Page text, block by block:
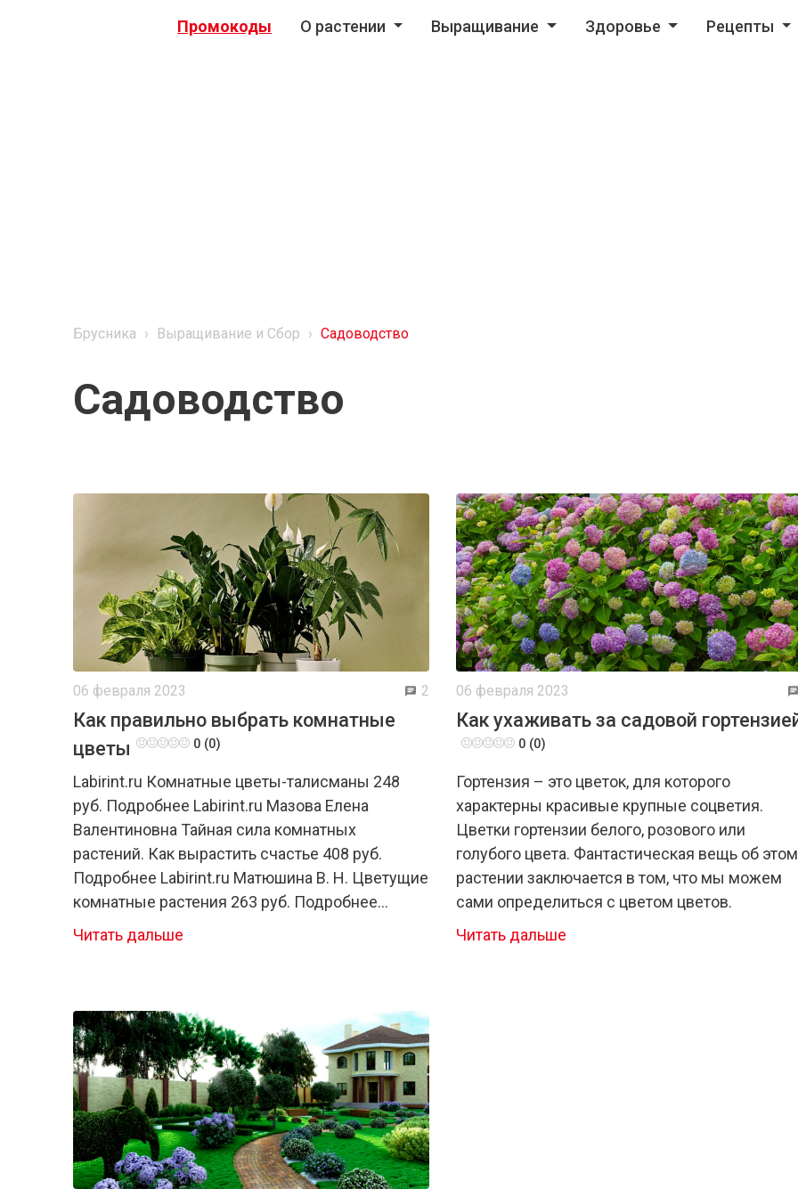
Промокоды О растении Выращивание Здоровье Рецепты
Брусника › Выращивание и Сбор › Садоводство
Садоводство
06 февраля 2023 2
Как правильно выбрать комнатные
цветы
0 (0)
Labirint.ru Комнатные цветы-талисманы 248
руб. Подробнее Labirint.ru Мазова Елена
Валентиновна Тайная сила комнатных
растений. Как вырастить счастье 408 руб.
Подробнее Labirint.ru Матюшина В. Н. Цветущие
комнатные растения 263 руб. Подробнее
Labirint.ru Сергеева Эллина Как правильно
цветы 490 руб. Подробнее Printio.ru Printio
Блокнот Комнатные […]
Читать дальше
06 февраля 2023
Как ухаживать за садовой
0 (0)
Гортензия – это цветок, для которого
характерны красивые крупные соцветия.
Цветки гортензии белого, розового или
голубого цвета. Фантастическая вещь об этом
растении заключается в том, что мы можем
сами определиться с цветом цветов.
Читать дальше